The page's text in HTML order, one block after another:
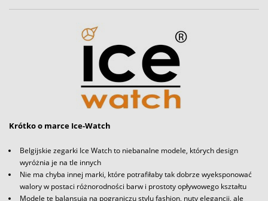
Krótko o marce Ice-Watch
Belgijskie zegarki Ice Watch to niebanalne modele, których design
wyróżnia je na tle innych
Nie ma chyba innej marki, które potrafiłaby tak dobrze wyeksponować
walory w postaci różnorodności barw i prostoty opływowego kształtu
Modele te balansują na pograniczu stylu fashion, nuty elegancji, ale